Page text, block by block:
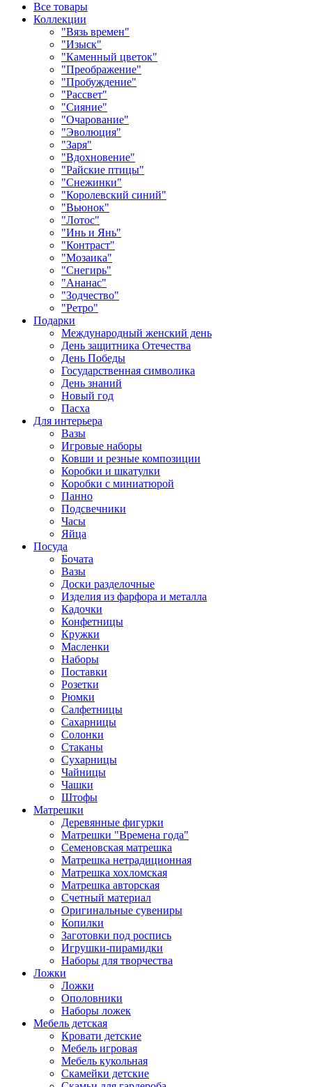
Все товары
Коллекции
"Вязь времен"
"Изыск"
"Каменный цветок"
"Преображение"
"Пробуждение"
"Рассвет"
"Сияние"
"Очарование"
"Эволюция"
"Заря"
"Вдохновение"
"Райские птицы"
"Снежинки"
"Королевский синий"
"Вьюнок"
"Лотос"
"Инь и Янь"
"Контраст"
"Мозаика"
"Снегирь"
"Ананас"
"Зодчество"
"Ретро"
Подарки
Международный женский день
День защитника Отечества
День Победы
Государственная символика
День знаний
Новый год
Пасха
Для интерьера
Вазы
Игровые наборы
Ковши и резные композиции
Коробки и шкатулки
Коробки с миниатюрой
Панно
Подсвечники
Часы
Яйца
Посуда
Бочата
Вазы
Доски разделочные
Изделия из фарфора и металла
Кадочки
Конфетницы
Кружки
Масленки
Наборы
Поставки
Розетки
Рюмки
Салфетницы
Сахарницы
Солонки
Стаканы
Сухарницы
Чайницы
Чашки
Штофы
Матрешки
Деревянные фигурки
Матрешки "Времена года"
Семеновская матрешка
Матрешка нетрадиционная
Матрешка хохломская
Матрешка авторская
Счетный материал
Оригинальные сувениры
Копилки
Заготовки под роспись
Игрушки-пирамидки
Наборы для творчества
Ложки
Ложки
Ополовники
Наборы ложек
Мебель детская
Кровати детские
Мебель игровая
Мебель кукольная
Скамейки детские